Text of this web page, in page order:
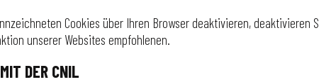
Cookies über Ihren Browser deaktivieren, deaktivieren
unserer Websites empfohlenen.
DER CNIL